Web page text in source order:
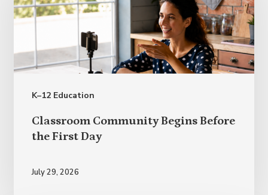
K–12 Education
Classroom
Community
Before
Classroom Community Begins Before
the First Day
July 29, 2026